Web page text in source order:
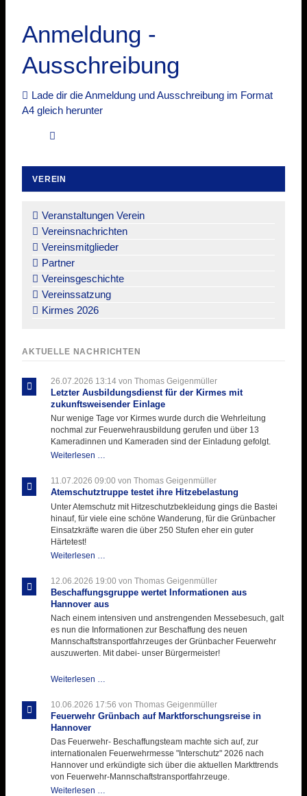
Anmeldung -
Ausschreibung
Lade dir die Anmeldung und Ausschreibung im Format
A4 gleich herunter
VEREIN
überspringen
Veranstaltungen Verein
Vereinsnachrichten
Vereinsmitglieder
Partner
Vereinsgeschichte
Vereinssatzung
Kirmes 2026
AKTUELLE NACHRICHTEN
26.07.2026 13:14von Thomas Geigenmüller
Letzter Ausbildungsdienst für der Kirmes mit
zukunftsweisender Einlage
Nur wenige Tage vor Kirmes wurde durch die Wehrleitung
nochmal zur Feuerwehrausbildung gerufen und über 13
Kameradinnen und Kameraden sind der Einladung gefolgt.
Weiterlesen …
für
der
11.07.2026 09:00 von Thomas Geigenmüller
Atemschutztruppe testet ihre Hitzebelastung
Unter Atemschutz mit Hitzeschutzbekleidung gings die Bastei
hinauf, für viele eine schöne Wanderung, für die Grünbacher
Einsatzkräfte waren die über 250 Stufen eher ein guter
Härtetest!
Weiterlesen …
ihre
Hitzebelastung
12.06.2026 19:00 von Thomas Geigenmüller
Beschaffungsgruppe wertet Informationen aus
Hannover aus
Nach einem intensiven und anstrengenden Messebesuch, galt
es nun die Informationen zur Beschaffung des neuen
Mannschaftstransportfahrzeuges der Grünbacher Feuerwehr
auszuwerten. Mit dabei- unser Bürgermeister!
Weiterlesen …
Informationen
aus
10.06.2026 17:56 von Thomas Geigenmüller
Feuerwehr Grünbach auf Marktforschungsreise in
Hannover
Das Feuerwehr- Beschaffungsteam machte sich auf, zur
internationalen Feuerwehrmesse "Interschutz" 2026 nach
Hannover und erkündigte sich über die aktuellen Markttrends
von Feuerwehr-Mannschaftstransportfahrzeuge.
Weiterlesen …